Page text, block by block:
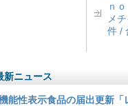
ｎ
メ
件 /
新ニュース
能性表示食品の届出更新